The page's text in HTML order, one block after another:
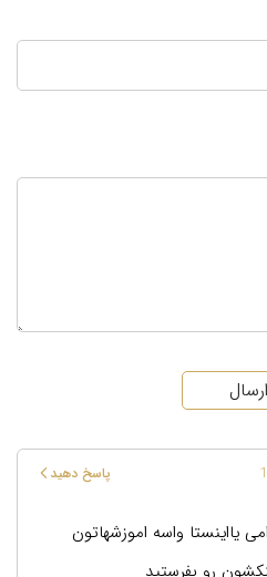
ارسال
پاسخ دهید
یااینستا واسه اموزشهاتون